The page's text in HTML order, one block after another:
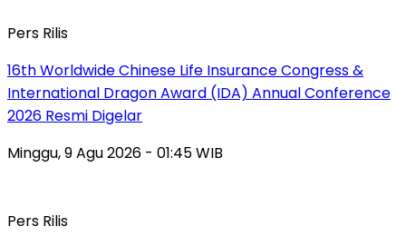
Pers Rilis
16th Worldwide Chinese Life Insurance Congress &
International Dragon Award (IDA) Annual Conference
2026 Resmi Digelar
Minggu, 9 Agu 2026 - 01:45 WIB
Pers Rilis